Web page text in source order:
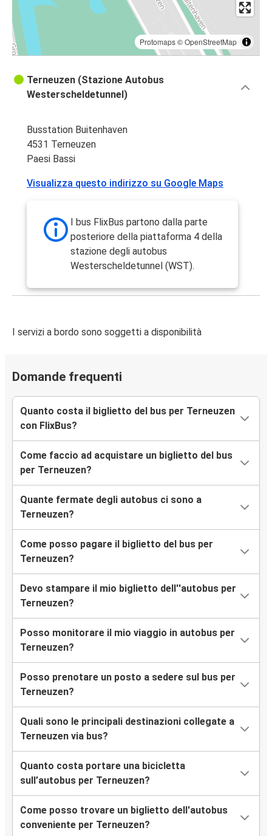
Protomaps©OpenStreetMap
Terneuzen (Stazione Autobus
Westerscheldetunnel)
Busstation Buitenhaven
4531 Terneuzen
Paesi Bassi
Visualizza questo indirizzo su Google Maps
I bus FlixBus partono dalla parte
posteriore della piattaforma 4 della
stazione degli autobus
Westerscheldetunnel (WST).
I servizi a bordo sono soggetti a disponibilità
Domande frequenti
Quanto costa il biglietto del bus per Terneuzen
con FlixBus?
Come faccio ad acquistare un biglietto del bus
per Terneuzen?
Quante fermate degli autobus ci sono a
Terneuzen?
Come posso pagare il biglietto del bus per
Terneuzen?
Devo stampare il mio biglietto dell''autobus per
Terneuzen?
Posso monitorare il mio viaggio in autobus per
Terneuzen?
Posso prenotare un posto a sedere sul bus per
Terneuzen?
Quali sono le principali destinazioni collegate a
Terneuzen via bus?
Quanto costa portare una bicicletta
sull’autobus per Terneuzen?
Come posso trovare un biglietto dell'autobus
conveniente per Terneuzen?